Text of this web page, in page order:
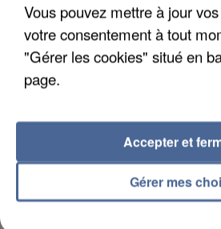
LES DONNÉES DE 300 000
Vous pouvez mettre à jour
votre consentement à tout
"Gérer les cookies" situé en
page.
Gérer mes
Accepter et